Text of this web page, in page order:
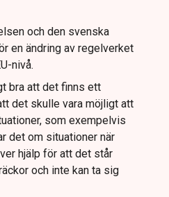
och den svenska
en ändring av regelverket
nivå.
bra att det finns ett
det skulle vara möjligt att
som exempelvis
det om situationer när
hjälp för att det står
och inte kan ta sig